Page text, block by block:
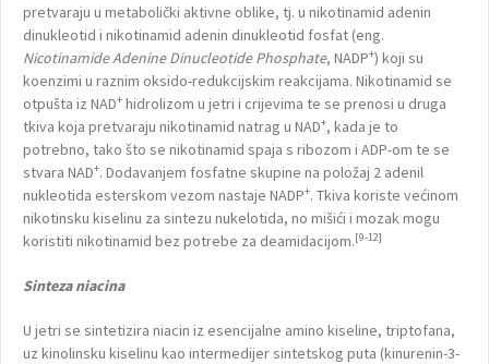
pretvaraju u metabolički aktivne oblike, tj. u nikotinamid adenin
dinukleotid i nikotinamid adenin dinukleotid fosfat (eng.
Nicotinamide Adenine Dinucleotide Phosphate, NADP+) koji su
koenzimi u raznim oksido-redukcijskim reakcijama. Nikotinamid se
otpušta iz NAD+ hidrolizom u jetri i crijevima te se prenosi u druga
tkiva koja pretvaraju nikotinamid natrag u NAD+, kada je to
potrebno, tako što se nikotinamid spaja s ribozom i ADP-om te se
stvara NAD+. Dodavanjem fosfatne skupine na položaj 2 adenil
nukleotida esterskom vezom nastaje NADP+. Tkiva koriste većinom
nikotinsku kiselinu za sintezu nukelotida, no mišići i mozak mogu
koristiti nikotinamid bez potrebe za deamidacijom.[9-12]
Sinteza niacina
U jetri se sintetizira niacin iz esencijalne amino kiseline, triptofana,
uz kinolinsku kiselinu kao intermedijer sintetskog puta (kinurenin-3-